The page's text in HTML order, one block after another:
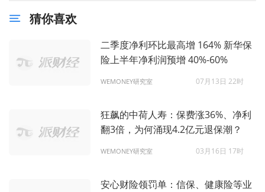
猜你喜欢
二季度净利环比最高增 164% 新华保
险上半年净利润预增 40%-60%
WEMONEY研究室 07月13日 22时
狂飙的中荷人寿：保费涨36%、净利
翻3倍，为何涌现4.2亿元退保潮？
WEMONEY研究室 03月16日 17时
安心财险领罚单：信保、健康险等业